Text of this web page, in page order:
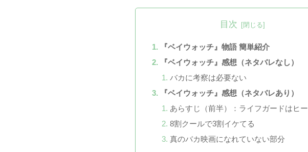
目次
『ベイウォッチ』物語 簡単紹介
『ベイウォッチ』感想（ネタバレなし）
バカに考察は必要ない
『ベイウォッチ』感想（ネタバレあり）
あらすじ（前半）：ライフガードはヒ
8割クールで3割イケてる
真のバカ映画になれていない部分